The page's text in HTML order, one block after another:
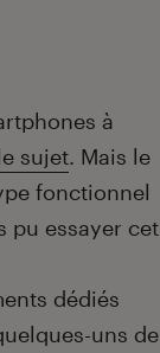
à
sujet. Mais le
fonctionnel
pu essayer cet
dédiés
uns de